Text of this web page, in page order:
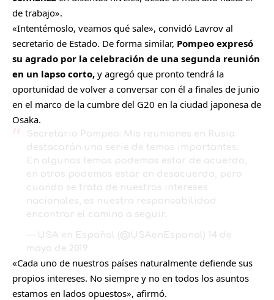
de trabajo».
«Intentémoslo, veamos qué sale», convidó Lavrov al
secretario de Estado. De forma similar, Pompeo expresó
su agrado por la celebración de una segunda reunión
en un lapso corto, y agregó que pronto tendrá la
oportunidad de volver a conversar con él a finales de junio
en el marco de la cumbre del G20 en la ciudad japonesa de
Osaka.
Secretario Pompeo: Mis reuniones en Rusia
destacarán una serie de temas importantes.
En algunos temas podemos estar de acuerdo,
en otros podemos estar en desacuerdo, pero
cuando se trata de nuestros intereses
nacionales, es nuestra responsabilidad
encontrar el camino a seguir.
— USA en Español (@USAenEspanol) 14 de
mayo de 2019
«Cada uno de nuestros países naturalmente defiende sus
propios intereses. No siempre y no en todos los asuntos
estamos en lados opuestos», afirmó.